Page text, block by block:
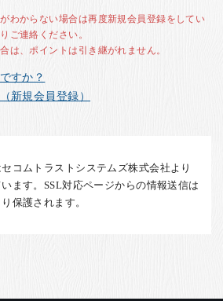
わからない場合は再度新規会員登録をしてい
ご連絡ください。
は、ポイントは引き継がれません。
すか？
新規会員登録）
コムトラストシステムズ株式会社より
ます。SSL対応ページからの情報送信は
保護されます。